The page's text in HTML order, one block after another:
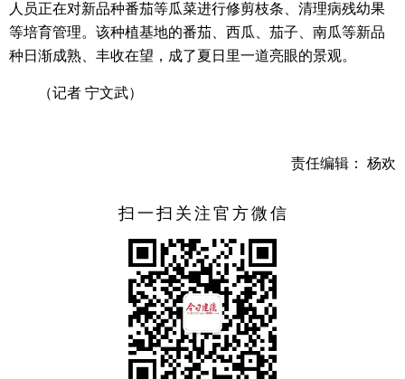
人员正在对新品种番茄等瓜菜进行修剪枝条、清理病残幼果
等培育管理。该种植基地的番茄、西瓜、茄子、南瓜等新品
种日渐成熟、丰收在望，成了夏日里一道亮眼的景观。
（记者 宁文武）
责任编辑： 杨欢
扫一扫关注官方微信